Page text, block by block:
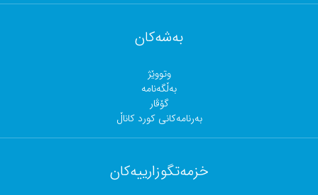
بەشەکان
وتووێژ
بەڵگەنامە
گۆڤار
بەرنامەکانی کورد کاناڵ
خزمەتگوزارییەکان